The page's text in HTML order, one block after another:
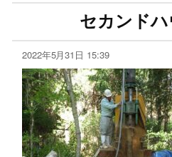
セカンドハ
2022年5月31日 15:39